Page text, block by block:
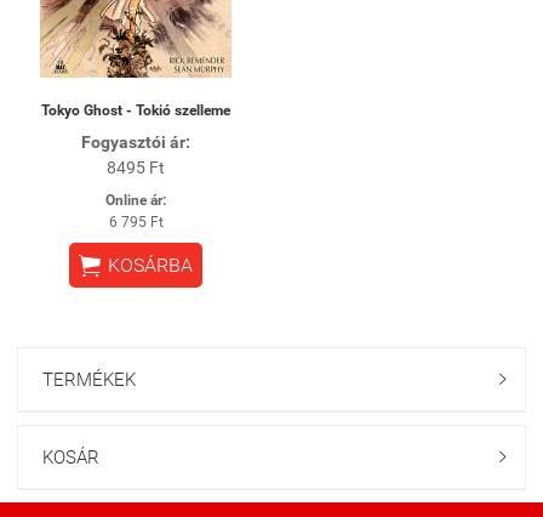
Tokyo Ghost - Tokió szelleme
Fogyasztói ár:
8495 Ft
Online ár:
6 795 Ft
 KOSÁRBA
TERMÉKEK 
KOSÁR 